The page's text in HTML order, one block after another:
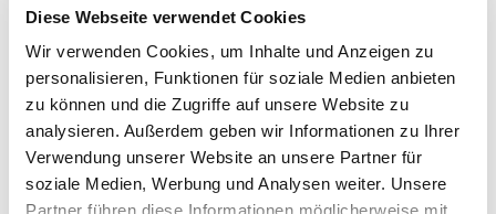
Diese Webseite verwendet Cookies
Wir verwenden Cookies, um Inhalte und Anzeigen zu
personalisieren, Funktionen für soziale Medien anbieten
zu können und die Zugriffe auf unsere Website zu
analysieren. Außerdem geben wir Informationen zu Ihrer
Verwendung unserer Website an unsere Partner für
soziale Medien, Werbung und Analysen weiter. Unsere
WETTBEWERB 2026/27
Registrierung für Schulen ab
Oktober 2026!
Ab Ende September/Anfang Oktober können sich